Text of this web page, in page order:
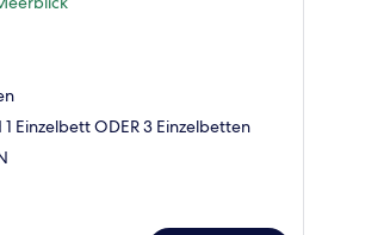
Einzelbett ODER 3 Einzelbetten